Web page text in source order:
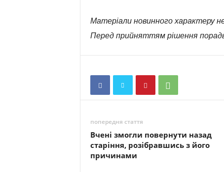
Матеріали новинного характеру
Перед прийняттям рішення
попередня стаття
Вчені змогли повернути назад
старіння, розібравшись з його
причинами